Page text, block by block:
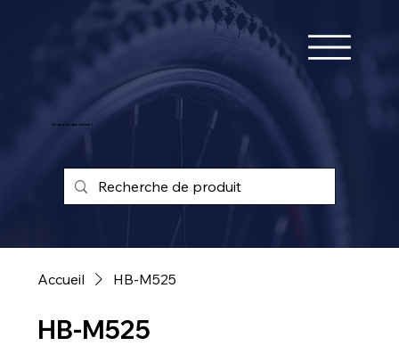
25 ans d'expérience !
Accueil HB-M525
HB-M525